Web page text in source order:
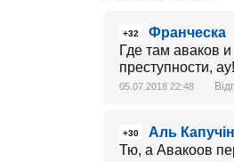
+32
Франческа
Где там аваков
преступности, ау!
05.07.2018 22:48
+30
Аль
Тю, а Авакоов